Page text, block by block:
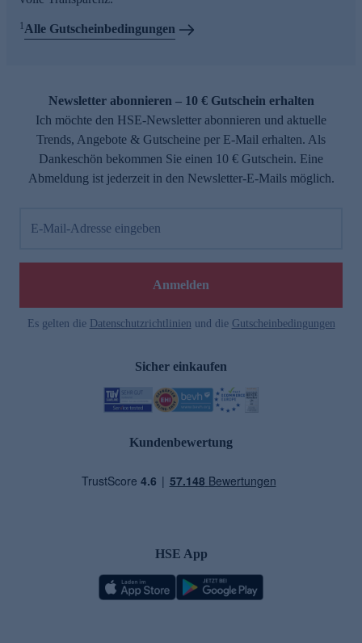
1Alle Gutscheinbedingungen
Newsletter abonnieren – 10 € Gutschein erhalten
Ich möchte den HSE-Newsletter abonnieren und aktuelle
Trends, Angebote & Gutscheine per E-Mail erhalten. Als
Dankeschön bekommen Sie einen 10 € Gutschein. Eine
Abmeldung ist jederzeit in den Newsletter-E-Mails möglich.
E-Mail-Adresse eingeben
Anmelden
Es gelten die Datenschutzrichtlinien und die Gutscheinbedingungen
Sicher einkaufen
Kundenbewertung
HSE App